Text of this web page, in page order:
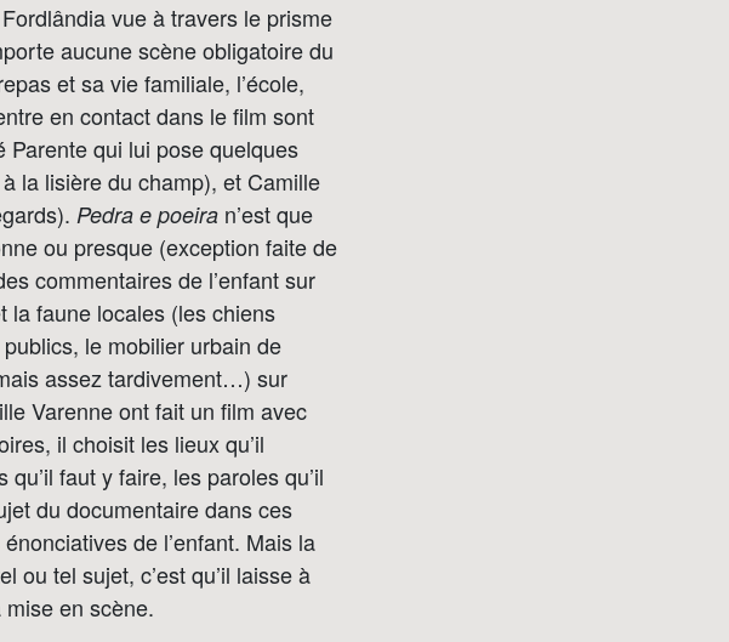
vue à travers le prisme
aucune scène obligatoire du
et sa vie familiale, l’école,
en contact dans le film sont
Parente qui lui pose quelques
la lisière du champ), et Camille
Pedra e poeira n’est que
ou presque (exception faite de
commentaires de l’enfant sur
la faune locales (les chiens
le mobilier urbain de
assez tardivement…) sur
Varenne ont fait un film avec
il choisit les lieux qu’il
faut y faire, les paroles qu’il
du documentaire dans ces
de l’enfant. Mais la
ou tel sujet, c’est qu’il laisse à
mise en scène.